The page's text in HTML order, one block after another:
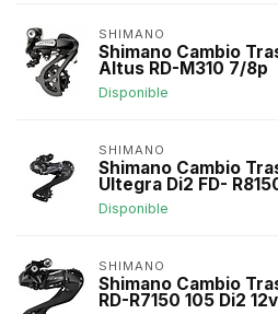
SHIMANO
Shimano Cambio
Altus RD-M310 7/8p
Disponible
SHIMANO
Shimano Cambio
Ultegra Di2 FD-
Disponible
SHIMANO
Shimano Cambio
RD-R7150 105 Di2 12v